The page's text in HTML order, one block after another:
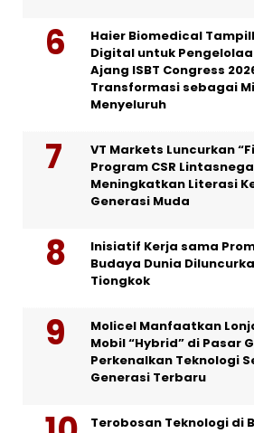
Haier Biomedical
Digital untuk
Ajang ISBT Congress
Transformasi sebagai
Menyeluruh
VT Markets Luncurkan
Program CSR
Meningkatkan Literasi
Generasi Muda
Inisiatif Kerja sama
Budaya Dunia
Tiongkok
Molicel Manfaatkan
Mobil “Hybrid” di Pasar
Perkenalkan Teknologi
Generasi Terbaru
Terobosan Teknologi di